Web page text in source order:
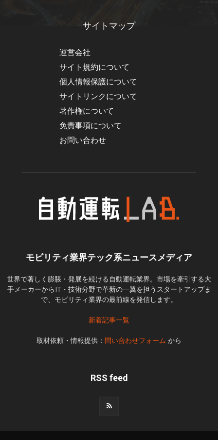
サイトマップ
運営会社
サイト規約について
個人情報保護について
サイトリンクについて
著作権について
免責事項について
お問い合わせ
モビリティ業界テック系ニュースメディア
世界で著しく膨脹・発展を続ける自動運転業界。市場を牽引する大
手メーカーからIT・技術分野で革新の一翼を担うスタートアップま
で、モビリティ業界の最前線を発信します。
新着記事一覧
取材依頼・情報提供： 問い合わせフォーム から
RSS feed